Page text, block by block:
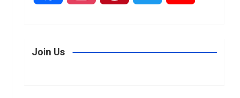
c
Join Us